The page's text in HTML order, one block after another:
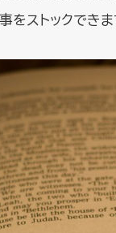
をストックできま